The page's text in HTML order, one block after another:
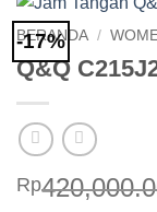
-17%
BERANDA /
Q&Q
Rp